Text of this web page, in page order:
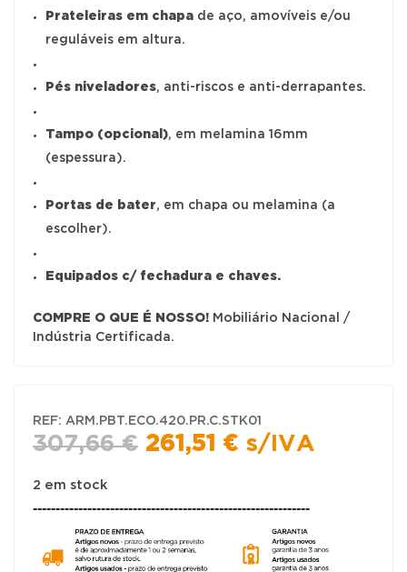
Prateleiras em chapa de aço, amovíveis e/ou
reguláveis em altura.
Pés niveladores, anti-riscos e anti-derrapantes.
Tampo (opcional), em melamina 16mm
(espessura).
Portas de bater, em chapa ou melamina (a
escolher).
Equipados c/ fechadura e chaves.
COMPRE O QUE É NOSSO! Mobiliário Nacional /
Indústria Certificada.
REF: ARM.PBT.ECO.420.PR.C.STK01
307,66€ O
era:
307,66 €.
261,51 € O
é:
261,51 €.
s/IVA
2 em stock
-------------------------------------------------------------